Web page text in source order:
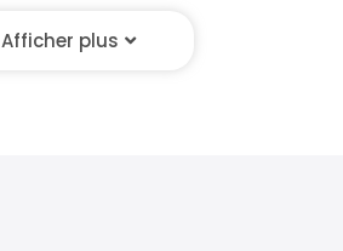
Afficher plus